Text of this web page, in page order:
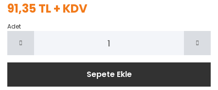
91,35 TL + KDV
Adet
Sepete Ekle